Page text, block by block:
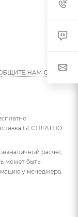
НАМ ОБ
БЕСПЛАТНО
расчет,
может быть
у менеджера.